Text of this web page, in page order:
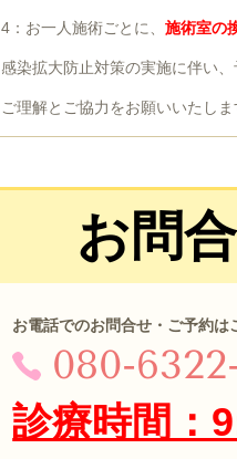
4：お一人施術ごとに、 施術室の
感染拡大防止対策の実施に伴い
ご理解とご協力をお願いいたしま
お問
お電話でのお問合せ・ご予約は
080-
診療時間：